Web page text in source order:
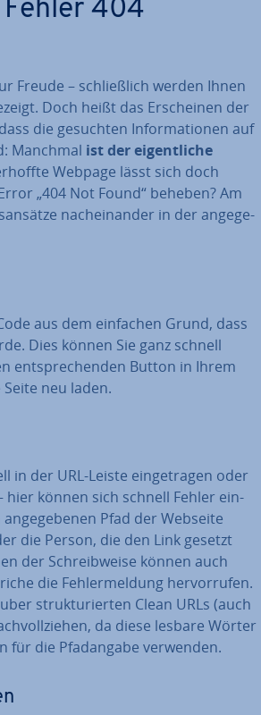
Fehler 404
Freude – schließ­lich werden Ihnen
Doch heißt das Er­schei­nen der
die gesuchten In­for­ma­tio­nen auf
Manchmal ist der ei­gent­li­che
Webpage lässt sich doch
„404 Not Found“ beheben? Am
nach­ein­an­der in der an­ge­ge­
aus dem einfachen Grund, dass
Dies können Sie ganz schnell
ent­spre­chen­den Button in Ihrem
neu laden.
in der URL-Leiste ein­ge­tra­gen oder
hier können sich schnell Fehler ein­
Pfad der Webseite
die Person, die den Link gesetzt
der Schreib­wei­se können auch
die Feh­ler­mel­dung her­vor­ru­fen.
struk­tu­rier­ten Clean URLs (auch
da diese lesbare Wörter
für die Pfad­an­ga­be verwenden.